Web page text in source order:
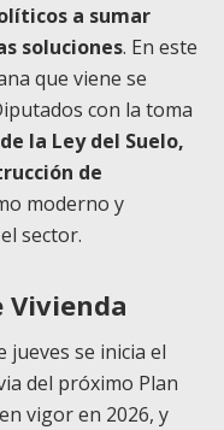
a sumar
soluciones. En este
que viene se
con la toma
la Ley del Suelo,
de
moderno y
sector.
Vivienda
jueves se inicia el
del próximo Plan
vigor en 2026, y